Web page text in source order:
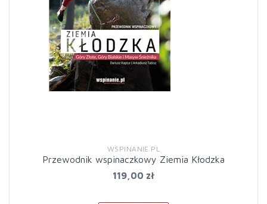
WSPINANIE.PL
Przewodnik wspinaczkowy Ziemia Kłodzka
119,00 zł